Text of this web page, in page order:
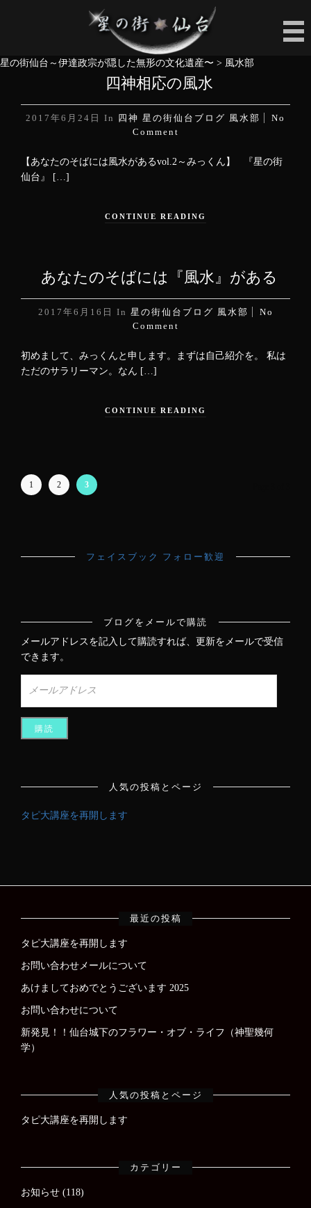
星の街仙台～伊達政宗が隠した無形の文化遺産〜 > 風水部
四神相応の風水
2017年6月24日 In 四神 星の街仙台ブログ 風水部
No
Comment
【あなたのそばには風水があるvol.2～みっくん】 『星の街
仙台』 […]
CONTINUE READING
あなたのそばには『風水』がある
2017年6月16日 In 星の街仙台ブログ 風水部
No
Comment
初めまして、みっくんと申します。まずは自己紹介を。 私は
ただのサラリーマン。なん […]
CONTINUE READING
1 2 3
フェイスブック フォロー歓迎
ブログをメールで購読
メールアドレスを記入して購読すれば、更新をメールで受信
できます。
ー
ル
ド
人気の投稿とページ
タピ大講座を再開します
最近の投稿
タピ大講座を再開します
お問い合わせメールについて
あけましておめでとうございます 2025
お問い合わせについて
新発見！！仙台城下のフラワー・オブ・ライフ（神聖幾何
学）
人気の投稿とページ
タピ大講座を再開します
カテゴリー
お知らせ (118)